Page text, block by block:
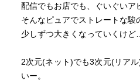
配信でもお店でも、ぐいぐいア
そんなピュアでストレートな駿
少しずつ大きくなっていくけ
2次元(ネット)でも3次元(リア
いー。